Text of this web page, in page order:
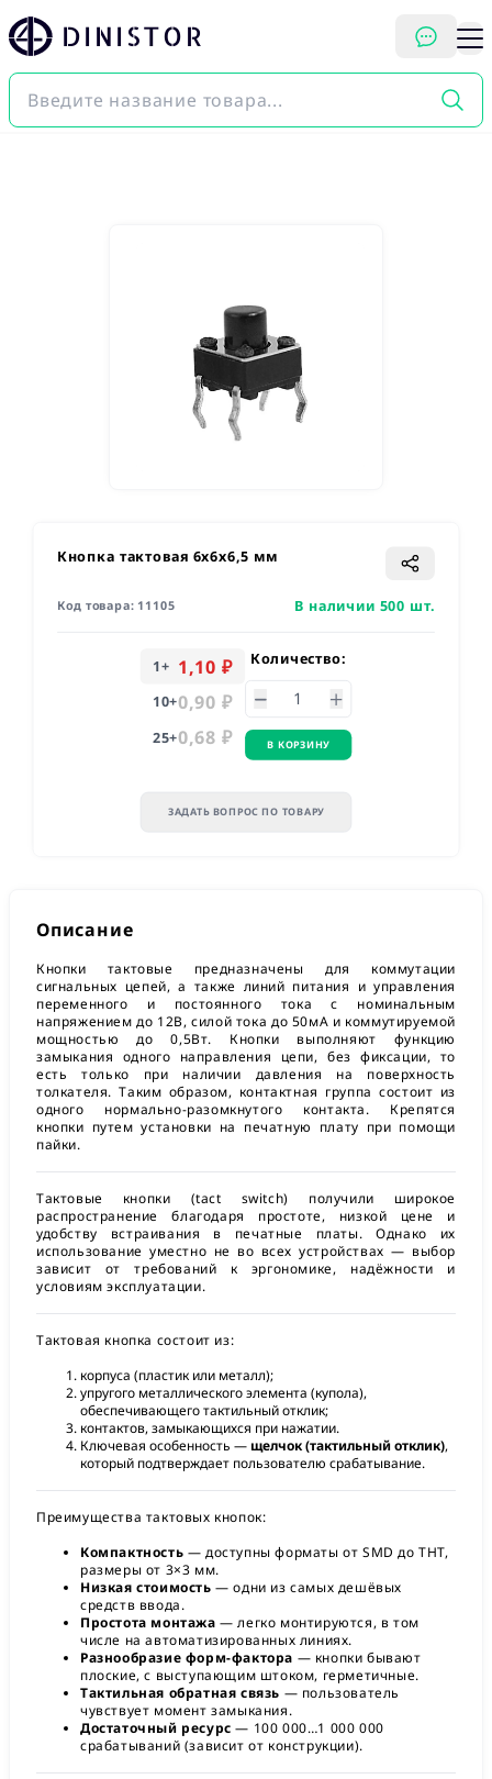
DINISTOR
Кнопка тактовая 6х6х6,5 мм
Код товара: 11105 В наличии 500 шт.
1+ 1,10 ₽
10+0,90 ₽
25+0,68 ₽
Количество:
В КОРЗИНУ
ЗАДАТЬ ВОПРОС ПО ТОВАРУ
Описание
Кнопки тактовые предназначены для коммутации
сигнальных цепей, а также линий питания и управления
переменного и постоянного тока с номинальным
напряжением до 12В, силой тока до 50мА и коммутируемой
мощностью до 0,5Вт. Кнопки выполняют функцию
замыкания одного направления цепи, без фиксации, то
есть только при наличии давления на поверхность
толкателя. Таким образом, контактная группа состоит из
одного нормально-разомкнутого контакта. Крепятся
кнопки путем установки на печатную плату при помощи
пайки.
Тактовые кнопки (tact switch) получили широкое
распространение благодаря простоте, низкой цене и
удобству встраивания в печатные платы. Однако их
использование уместно не во всех устройствах — выбор
зависит от требований к эргономике, надёжности и
условиям эксплуатации.
Тактовая кнопка состоит из:
корпуса (пластик или металл);
упругого металлического элемента (купола),
обеспечивающего тактильный отклик;
контактов, замыкающихся при нажатии.
Ключевая особенность — щелчок (тактильный отклик),
который подтверждает пользователю срабатывание.
Преимущества тактовых кнопок:
Компактность — доступны форматы от SMD до THT,
размеры от 3×3 мм.
Низкая стоимость — одни из самых дешёвых
средств ввода.
Простота монтажа — легко монтируются, в том
числе на автоматизированных линиях.
Разнообразие форм-фактора — кнопки бывают
плоские, с выступающим штоком, герметичные.
Тактильная обратная связь — пользователь
чувствует момент замыкания.
Достаточный ресурс — 100 000…1 000 000
срабатываний (зависит от конструкции).